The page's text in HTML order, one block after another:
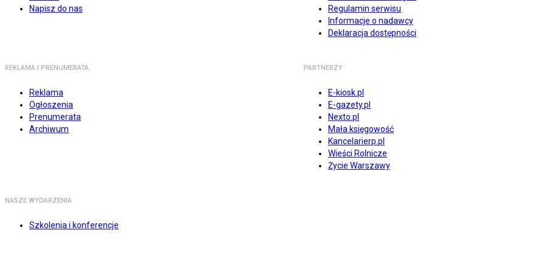
Napisz do nas
Regulamin serwisu
Informacje o nadawcy
Deklaracja dostępności
REKLAMA I PRENUMERATA
Reklama
Ogłoszenia
Prenumerata
Archiwum
PARTNERZY
E-kiosk.pl
E-gazety.pl
Nexto.pl
Mała księgowość
Kancelarierp.pl
Wieści Rolnicze
Życie Warszawy
NASZE WYDARZENIA
Szkolenia i konferencje